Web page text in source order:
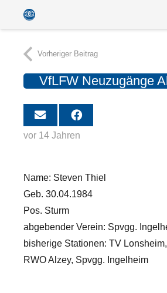
Vorheriger Beitrag
VfLFW Neuzugänge
vor 14 Jahren
Name: Steven Thiel
Geb. 30.04.1984
Pos. Sturm
abgebender Verein: Spvgg.
bisherige Stationen: TV
RWO Alzey, Spvgg. Ingelheim